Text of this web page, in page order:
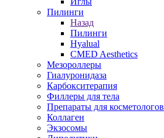
Пилинги
Назад
Пилинги
Hyalual
CMED Aesthetics
Мезороллеры
Гиалуронидаза
Карбокситерапия
Филлеры для тела
Препараты для косметологов
Коллаген
Экзосомы